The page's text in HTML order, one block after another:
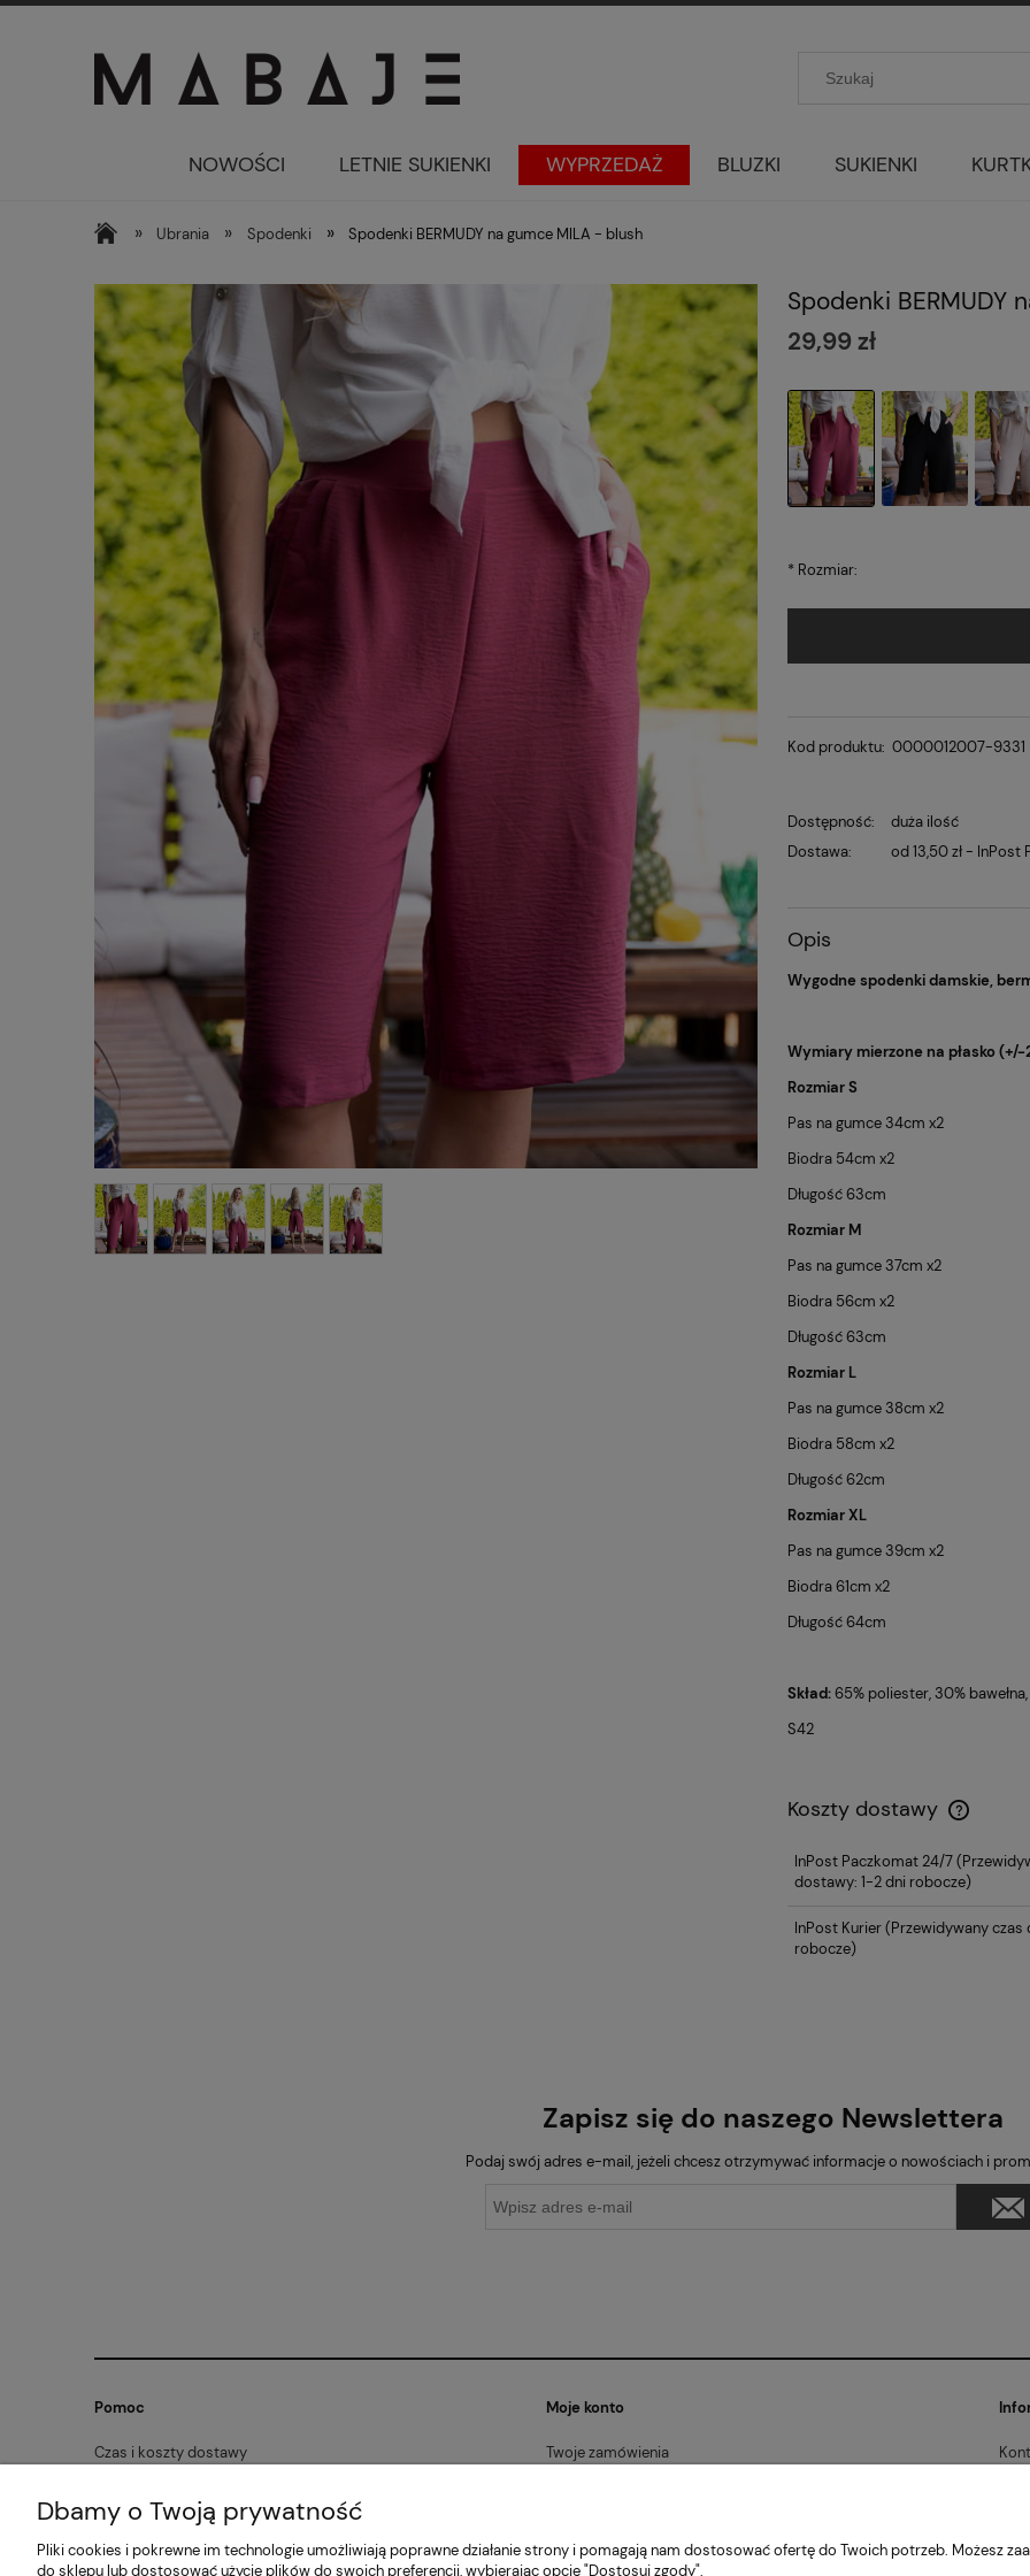
NOWOŚCI LETNIE SUKIENKI WYPRZEDAŻ BLUZKI SUKIENKI
» Ubrania » Spodenki » Spodenki BERMUDY na gumce MILA - blush
Spodenki BERMUDY
29,99 zł
*Rozmiar:
Kod produktu: 0000012007-9331
Dostępność:
duża ilość
Dostawa:
od 13,50 zł- InPost
Opis
Wygodne spodenki damskie,
Wymiary mierzone na płasko (+/-
Rozmiar S
Pas na gumce 34cm x2
Biodra 54cm x2
Długość 63cm
Rozmiar M
Pas na gumce 37cm x2
Biodra 56cm x2
Długość 63cm
Rozmiar L
Pas na gumce 38cm x2
Biodra 58cm x2
Długość 62cm
Rozmiar XL
Pas na gumce 39cm x2
Biodra 61cm x2
Długość 64cm
Skład:65% poliester, 30%
S42
Koszty dostawy
InPost Paczkomat 24/7
dostawy: 1-2 dni robocze)
InPost Kurier(Przewidywany czas
robocze)
Zapisz się do naszego Newslettera
Podaj swój adres e-mail, jeżeli chcesz otrzymywać informacje o nowościach i
Pomoc
Czas i koszty dostawy
Formy płatności
Moje konto
Twoje zamówienia
Dbamy o Twoją prywatność
Pliki cookies i pokrewne im technologie umożliwiają poprawne działanie strony i pomagają nam dostosować ofertę do Twoich potrzeb. Możesz
do sklepu lub dostosować użycie plików do swoich preferencji, wybierając opcję "Dostosuj zgody".